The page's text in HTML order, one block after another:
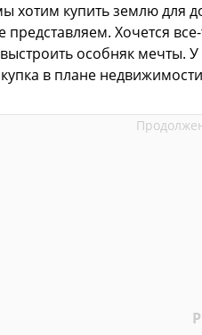
хотим купить землю для
представляем. Хочется
выстроить особняк мечты.
в плане